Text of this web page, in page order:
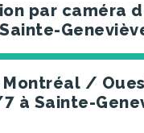
par caméra
Montréal /
à Sainte-